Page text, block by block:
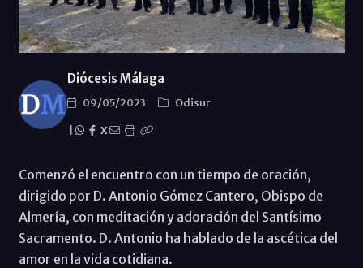
Diócesis Málaga
09/05/2023
Odisur
X
Comenzó el encuentro con un tiempo de oración,
dirigido por D. Antonio Gómez Cantero, Obispo de
Almería, con meditación y adoración del Santísimo
Sacramento. D. Antonio ha hablado de la ascética del
amor en la vida cotidiana.